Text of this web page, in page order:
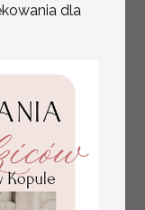
125.00 PLN
dla